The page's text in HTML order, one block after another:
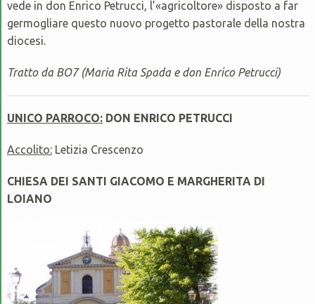
vede in don Enrico Petrucci, l’«agricoltore» disposto a far
germogliare questo nuovo progetto pastorale della nostra
diocesi.
Tratto da BO7 (Maria Rita Spada e don Enrico Petrucci)
UNICO PARROCO: DON ENRICO PETRUCCI
Accolito: Letizia Crescenzo
CHIESA DEI SANTI GIACOMO E MARGHERITA DI
LOIANO